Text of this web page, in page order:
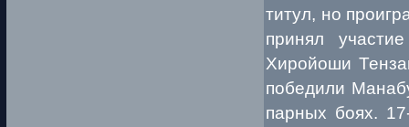
титул, но
принял
Хиройоши
победили
парных боях.